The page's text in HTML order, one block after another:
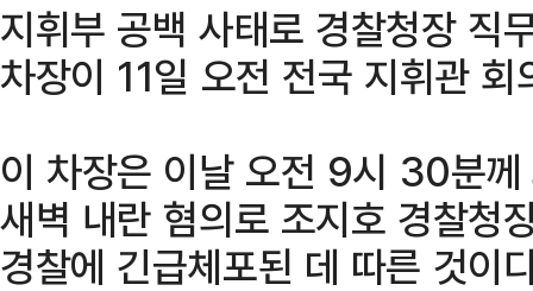
지휘부 공백 사태로 경찰청장 직
차장이 11일 오전 전국 지휘관 회
이 차장은 이날 오전 9시 30분
새벽 내란 혐의로 조지호 경찰청
경찰에 긴급체포된 데 따른 것이